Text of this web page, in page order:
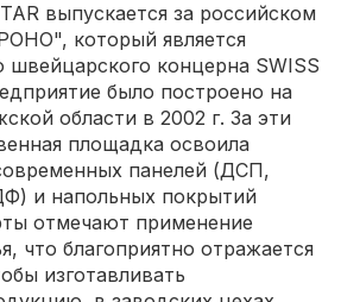
выпускается за российском
который является
швейцарского концерна SWISS
было построено на
области в 2002 г. За эти
площадка освоила
панелей (ДСП,
и напольных покрытий
отмечают применение
что благоприятно отражается
изготавливать